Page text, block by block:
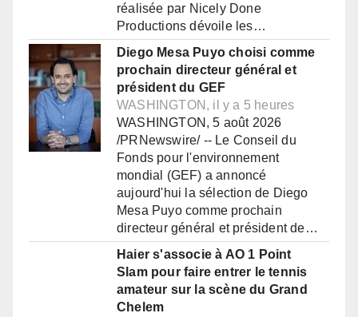
réalisée par Nicely Done
Productions dévoile les…
Diego Mesa Puyo choisi comme
prochain directeur général et
président du GEF
WASHINGTON, il y a 5 heures
WASHINGTON, 5 août 2026
/PRNewswire/ -- Le Conseil du
Fonds pour l'environnement
mondial (GEF) a annoncé
aujourd'hui la sélection de Diego
Mesa Puyo comme prochain
directeur général et président de…
Haier s'associe à AO 1 Point
Slam pour faire entrer le tennis
amateur sur la scène du Grand
Chelem